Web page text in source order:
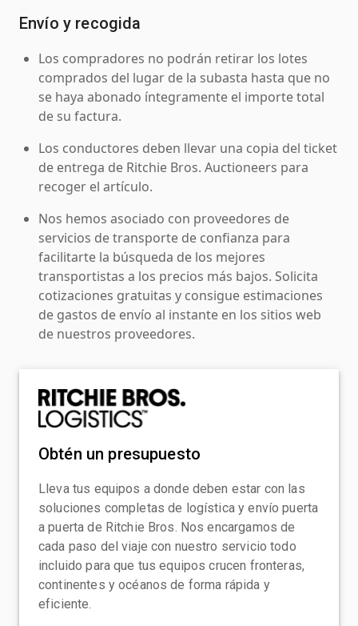
Envío y recogida
Los compradores no podrán retirar los lotes
comprados del lugar de la subasta hasta que no
se haya abonado íntegramente el importe total
de su factura.
Los conductores deben llevar una copia del ticket
de entrega de Ritchie Bros. Auctioneers para
recoger el artículo.
Nos hemos asociado con proveedores de
servicios de transporte de confianza para
facilitarte la búsqueda de los mejores
transportistas a los precios más bajos. Solicita
cotizaciones gratuitas y consigue estimaciones
de gastos de envío al instante en los sitios web
de nuestros proveedores.
Obtén un presupuesto
Lleva tus equipos a donde deben estar con las
soluciones completas de logística y envío puerta
a puerta de Ritchie Bros. Nos encargamos de
cada paso del viaje con nuestro servicio todo
incluido para que tus equipos crucen fronteras,
continentes y océanos de forma rápida y
eficiente.